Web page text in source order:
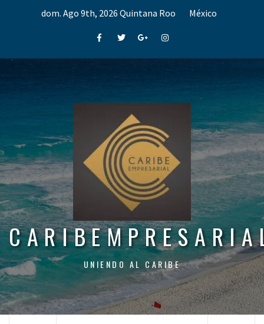
dom. Ago 9th, 2026 Quintana Roo México
FacebookTwitterGoogle+Instagram
UNIENDO AL CARIBE